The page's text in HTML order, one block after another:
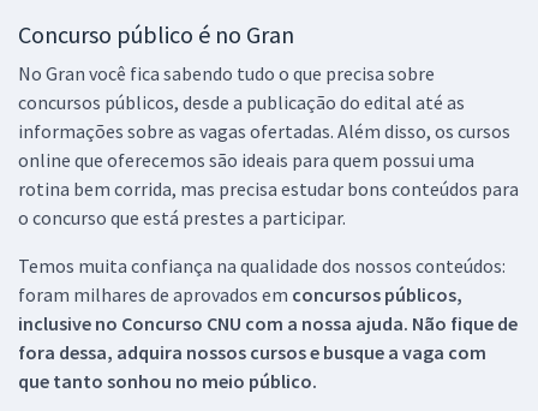
Concurso público é no Gran
No Gran você fica sabendo tudo o que precisa sobre
concursos públicos, desde a publicação do edital até as
informações sobre as vagas ofertadas. Além disso, os cursos
online que oferecemos são ideais para quem possui uma
rotina bem corrida, mas precisa estudar bons conteúdos para
o concurso que está prestes a participar.
Temos muita confiança na qualidade dos nossos conteúdos:
foram milhares de aprovados em concursos públicos,
inclusive no Concurso CNU com a nossa ajuda. Não fique de
fora dessa, adquira nossos cursos e busque a vaga com
que tanto sonhou no meio público.